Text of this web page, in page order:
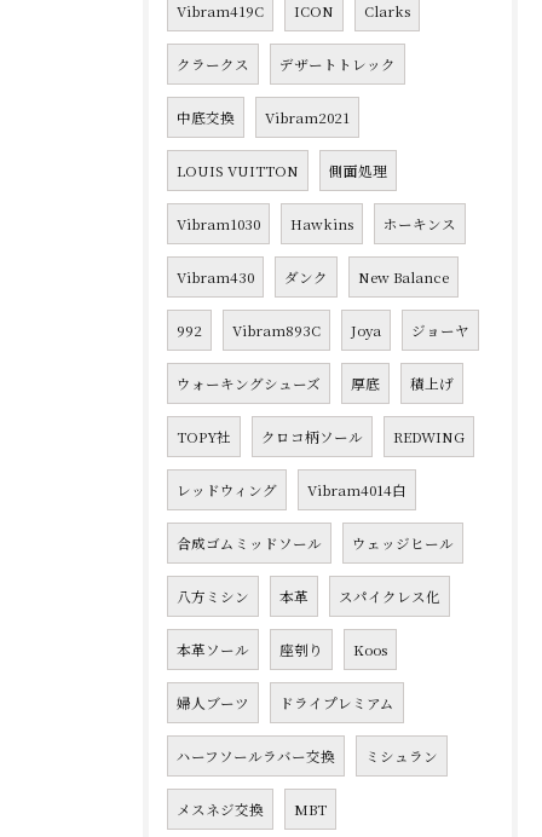
Vibram419C ICON Clarks
クラークス デザートトレック
中底交換 Vibram2021
LOUIS VUITTON 側面処理
Vibram1030 Hawkins ホーキンス
Vibram430 ダンク New Balance
992 Vibram893C Joya ジョーヤ
ウォーキングシューズ 厚底 積上げ
TOPY社 クロコ柄ソール REDWING
レッドウィング Vibram4014白
合成ゴムミッドソール ウェッジヒール
八方ミシン 本革 スパイクレス化
本革ソール 座刳り Koos
婦人ブーツ ドライプレミアム
ハーフソールラバー交換 ミシュラン
メスネジ交換 MBT